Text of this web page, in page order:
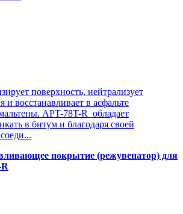
поверхность, нейтрализует
и восстанавливает в асфальте
APT-78T-R обладает
в битум и благодаря своей
покрытие (режувенатор) для